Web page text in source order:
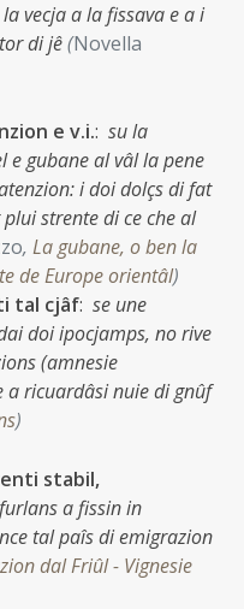
la vecja a la fissava e a i
di jê(Novella
e v.i.: su la
e gubane al vâl la pene
i doi dolçs di fat
strente di ce che al
, La gubane, o ben la
de Europe orientâl)
tal cjâf: se une
doi ipocjamps, no rive
(amnesie
a ricuardâsi nuie di gnûf
)
stabil,
a fissin in
tal paîs di emigrazion
dal Friûl - Vignesie